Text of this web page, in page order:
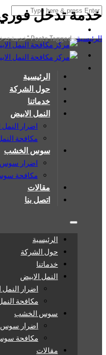
الرئيسية
حول الشركة
خدماتنا
النمل الابيض
اضرار النمل
مكافحة
سوس الخشب
اضرار
مكافحة
مقالات
اتصل بنا
الرئيسية
حول الشركة
خدماتنا
النمل الابيض
اضرار النمل
مكافحة
سوس الخشب
اضرار سوس
مكافحة
مقالات
خدمة تدخل
الرئيسية›Posts Tagged "خدمة تدخل فوري سوس الخشب"